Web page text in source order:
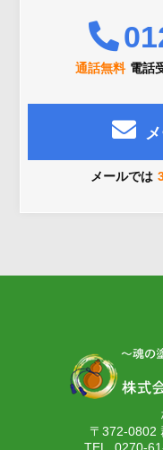
通話無料 電話
メールでは
〒372-0802